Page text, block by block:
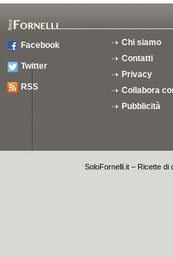
Facebook
Twitter
RSS
Chi siamo
Contatti
Privacy
Collabora
Pubblicità
SoloFornelli.it – Ricette di